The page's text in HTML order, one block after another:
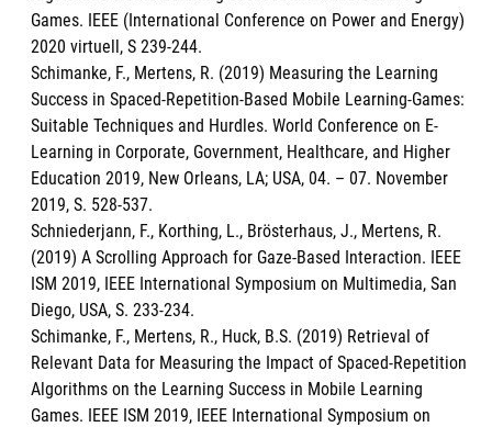
Games. IEEE (International Conference on Power and Energy)
2020 virtuell, S 239-244.
Schimanke, F., Mertens, R. (2019) Measuring the Learning
Success in Spaced-Repetition-Based Mobile Learning-Games:
Suitable Techniques and Hurdles. World Conference on E-
Learning in Corporate, Government, Healthcare, and Higher
Education 2019, New Orleans, LA; USA, 04. – 07. November
2019, S. 528-537.
Schniederjann, F., Korthing, L., Brösterhaus, J., Mertens, R.
(2019) A Scrolling Approach for Gaze-Based Interaction. IEEE
ISM 2019, IEEE International Symposium on Multimedia, San
Diego, USA, S. 233-234.
Schimanke, F., Mertens, R., Huck, B.S. (2019) Retrieval of
Relevant Data for Measuring the Impact of Spaced-Repetition
Algorithms on the Learning Success in Mobile Learning
Games. IEEE ISM 2019, IEEE International Symposium on